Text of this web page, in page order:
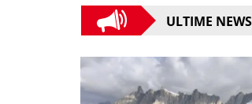
ULTIME NEWS